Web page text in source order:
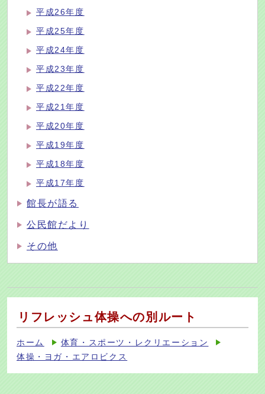
平成26年度
平成25年度
平成24年度
平成23年度
平成22年度
平成21年度
平成20年度
平成19年度
平成18年度
平成17年度
館長が語る
公民館だより
その他
リフレッシュ体操への別ルート
ホーム
体育・スポーツ・レクリエーション
体操・ヨガ・エアロビクス